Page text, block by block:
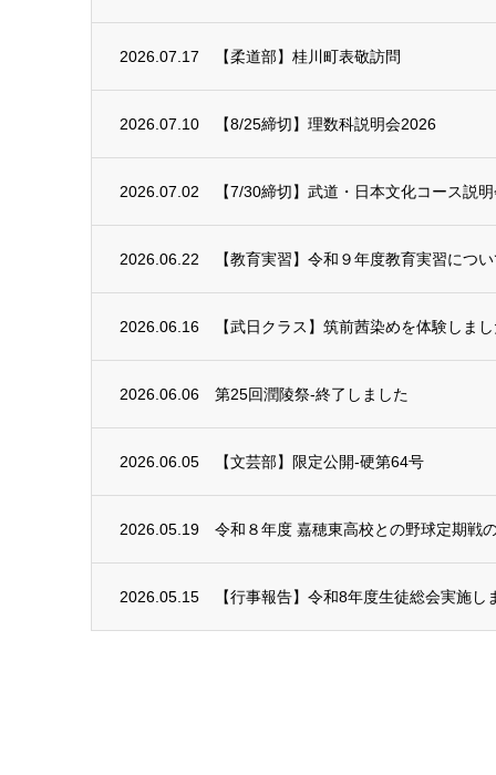
2026.07.17 【柔道部】桂川町表敬訪問
2026.07.10 【8/25締切】理数科説明会2026
2026.07.02 【7/30締切】武道・日本文化コース説
2026.06.22 【教育実習】令和９年度教育実習につ
2026.06.16 【武日クラス】筑前茜染めを体験しま
2026.06.06 第25回潤陵祭-終了しました
2026.06.05 【文芸部】限定公開-硬第64号
2026.05.19 令和８年度 嘉穂東高校との野球定期戦
2026.05.15 【行事報告】令和8年度生徒総会実施し